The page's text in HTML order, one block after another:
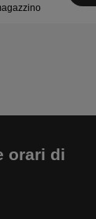
orari di